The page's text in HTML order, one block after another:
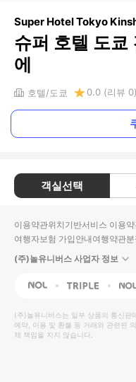
Super Hotel Tokyo
슈퍼 호텔 도
에
호텔 도쿄 0.0 (리뷰 0)
객실선택
이용약관위치기반서비스 이용
여행자보험 가입안내여행약관
(주)놀유니버스 사업자 정보
NOL Triple
(주)놀유니버스는 일부 상품의 통신판
예약, 이용 및 환불 등 거래와 관련된
체 책임을 지지 않습니다.